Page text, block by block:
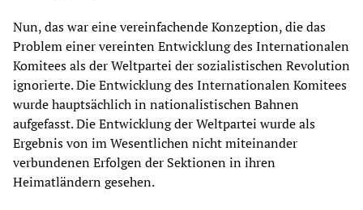
Nun, das war eine vereinfachende Konzeption, die das
Problem einer vereinten Entwicklung des Internationalen
Komitees als der Weltpartei der sozialistischen Revolution
ignorierte. Die Entwicklung des Internationalen Komitees
wurde hauptsächlich in nationalistischen Bahnen
aufgefasst. Die Entwicklung der Weltpartei wurde als
Ergebnis von im Wesentlichen nicht miteinander
verbundenen Erfolgen der Sektionen in ihren
Heimatländern gesehen.